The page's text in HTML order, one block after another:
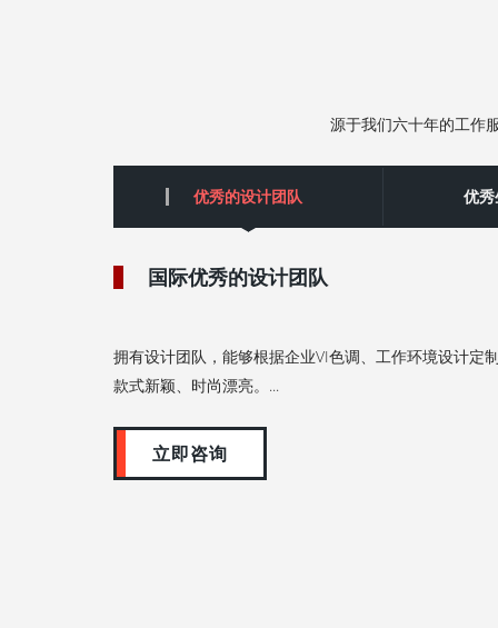
源于我们六十年的工作
优秀的设计团队 优
国际优秀的设计团队
拥有设计团队，能够根据企业VI色调、工作环境设计定
款式新颖、时尚漂亮。...
立即咨询